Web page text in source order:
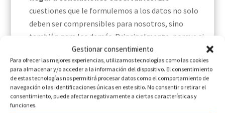
Gestionar consentimiento
Para ofrecer las mejores experiencias, utilizamos tecnologías como las cookies
para almacenar y/o acceder a la información del dispositivo. El consentimiento
de estas tecnologías nos permitirá procesar datos como el comportamiento de
navegación o las identificaciones únicas en este sitio. No consentir o retirar el
consentimiento, puede afectar negativamente a ciertas características y
funciones.
cuestiones que le formulemos a los datos no solo
deben ser comprensibles para nosotros, sino
también para los demás. Principalmente, porque si
sus respuestas nos van a permitir tomar
decisiones, luegodeberemospresentarlasy
razonarlas adecuadamente. Y la mejor forma de
hacerlo será mediante un enfoque accesible y que
ofrezcaresultados fácilmentereplicables.